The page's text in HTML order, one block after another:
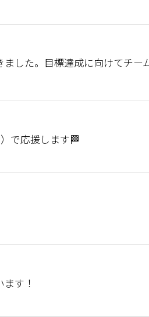
した。目標達成に向けてチー
で応援します🏁
す！